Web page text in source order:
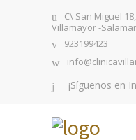
C\ San Miguel
Villamayor -
923199423
¡Síguenos en